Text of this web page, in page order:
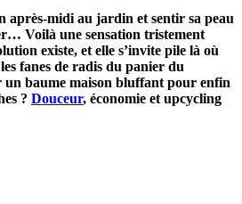
après-midi au jardin et sentir sa peau
Voilà une sensation tristement
existe, et elle s’invite pile là où
fanes de radis du panier du
baume maison bluffant pour enfin
? Douceur, économie et upcycling